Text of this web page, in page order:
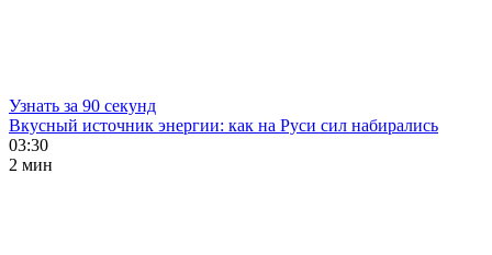
Узнать за 90 секунд
Вкусный источник энергии: как на Руси сил набирались
03:30
2 мин